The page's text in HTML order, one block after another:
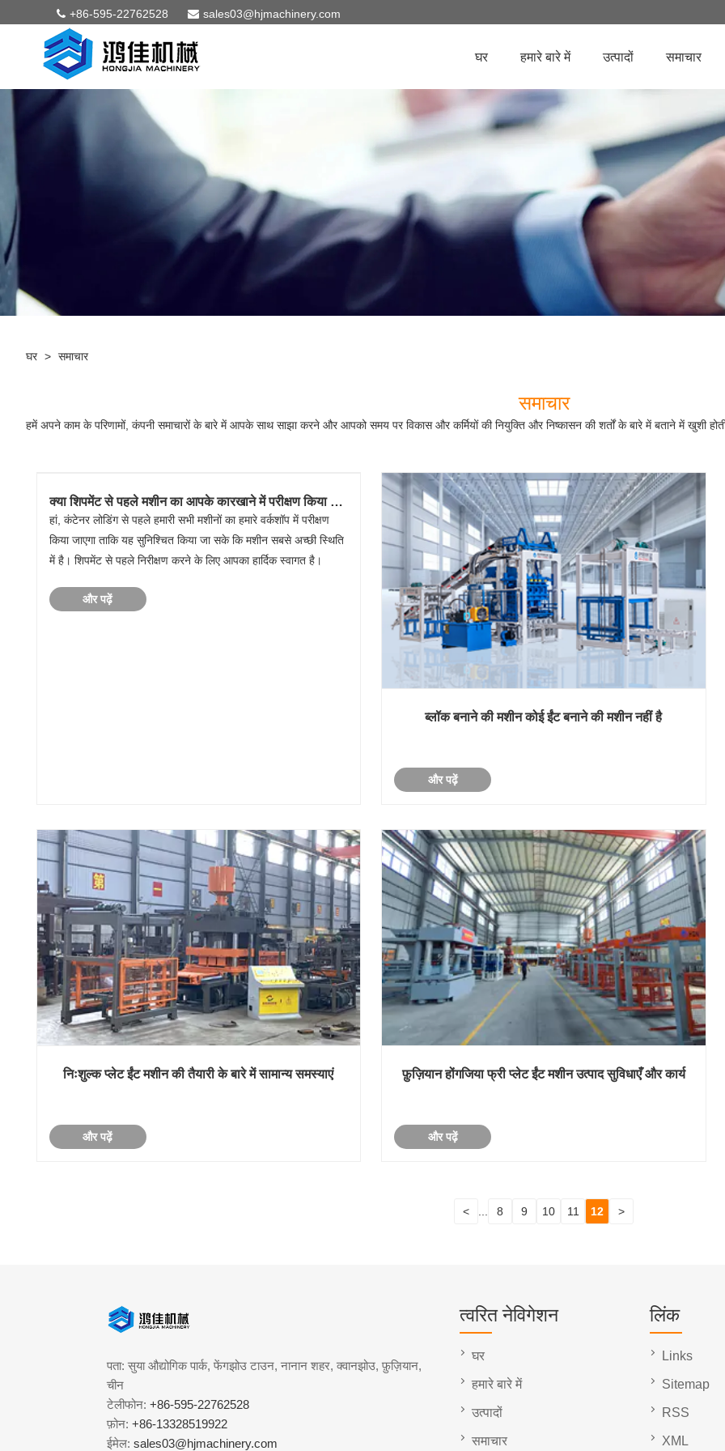
+86-595-22762528 sales03@hjmachinery.com
घर हमारे बारे में उत्पादों समाचार
घर > समाचार
समाचार
हमें अपने काम के परिणामों, कंपनी समाचारों के बारे में आपके साथ साझा करने और आपको समय पर विकास और कर्मियों की नियुक्ति और निष्कासन की शर्तों के बारे में बताने में खुशी
क्या शिपमेंट से पहले मशीन का आपके कारखाने में परीक्षण किया गया
है?
हां, कंटेनर लोडिंग से पहले हमारी सभी मशीनों का हमारे वर्कशॉप में परीक्षण
किया जाएगा ताकि यह सुनिश्चित किया जा सके कि मशीन सबसे अच्छी स्थिति
में है। शिपमेंट से पहले निरीक्षण करने के लिए आपका हार्दिक स्वागत है।
और पढ़ें
ब्लॉक बनाने की मशीन कोई ईंट बनाने की मशीन नहीं है
और पढ़ें
निःशुल्क प्लेट ईंट मशीन की तैयारी के बारे में सामान्य समस्याएं
और पढ़ें
फ़ुज़ियान होंगजिया फ्री प्लेट ईंट मशीन उत्पाद सुविधाएँ और कार्य
और पढ़ें
< 8 9 10 11 12 >
पता: सुया औद्योगिक पार्क, फेंगझोउ टाउन, नानान शहर, क्वानझोउ, फ़ुज़ियान,
चीन
टेलीफोन: +86-595-22762528
फ़ोन: +86-13328519922
ईमेल: sales03@hjmachinery.com
त्वरित नेविगेशन
घर
हमारे बारे में
उत्पादों
समाचार
लिंक
Links
Sitemap
RSS
XML